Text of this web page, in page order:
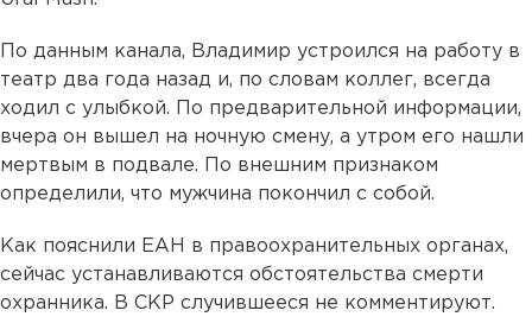
По данным канала, Владимир устроился на работу в
театр два года назад и, по словам коллег, всегда
ходил с улыбкой. По предварительной информации,
вчера он вышел на ночную смену, а утром его нашли
мертвым в подвале. По внешним признаком
определили, что мужчина покончил с собой.
Как пояснили ЕАН в правоохранительных органах,
сейчас устанавливаются обстоятельства смерти
охранника. В СКР случившееся не комментируют.